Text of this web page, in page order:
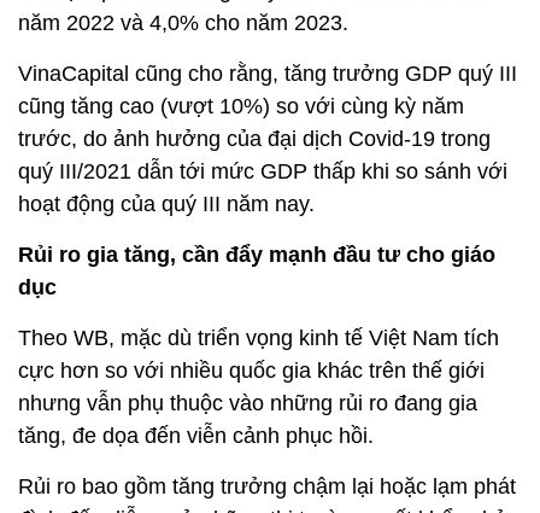
năm 2022 và 4,0% cho năm 2023.
VinaCapital cũng cho rằng, tăng trưởng GDP quý III
cũng tăng cao (vượt 10%) so với cùng kỳ năm
trước, do ảnh hưởng của đại dịch Covid-19 trong
quý III/2021 dẫn tới mức GDP thấp khi so sánh với
hoạt động của quý III năm nay.
Rủi ro gia tăng, cần đẩy mạnh đầu tư cho giáo
dục
Theo WB, mặc dù triển vọng kinh tế Việt Nam tích
cực hơn so với nhiều quốc gia khác trên thế giới
nhưng vẫn phụ thuộc vào những rủi ro đang gia
tăng, đe dọa đến viễn cảnh phục hồi.
Rủi ro bao gồm tăng trưởng chậm lại hoặc lạm phát